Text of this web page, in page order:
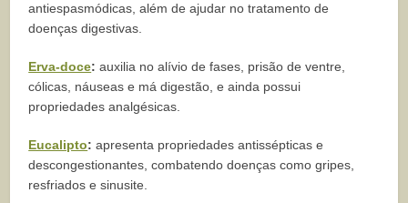
antiespasmódicas, além de ajudar no tratamento de
doenças digestivas.
Erva-doce: auxilia no alívio de fases, prisão de ventre,
cólicas, náuseas e má digestão, e ainda possui
propriedades analgésicas.
Eucalipto: apresenta propriedades antissépticas e
descongestionantes, combatendo doenças como gripes,
resfriados e sinusite.